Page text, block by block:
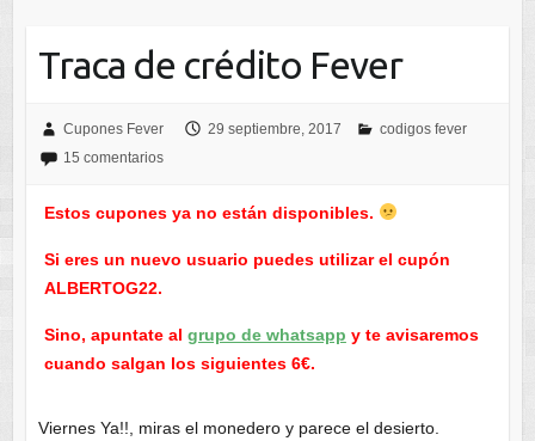
Traca de crédito Fever
Cupones Fever 29 septiembre, 2017
codigos fever
15 comentarios
Estos cupones ya no están disponibles.
Si eres un nuevo usuario puedes utilizar el cupón
ALBERTOG22.
Sino, apuntate al grupo de whatsapp y te avisaremos
cuando salgan los siguientes 6€.
Viernes Ya!!, miras el monedero y parece el desierto.